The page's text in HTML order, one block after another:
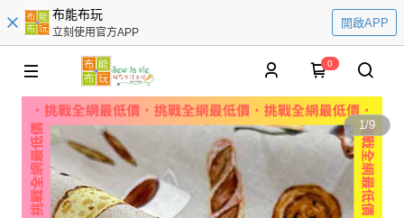
布能布玩
立刻使用官方APP
開啟APP
0
1/9